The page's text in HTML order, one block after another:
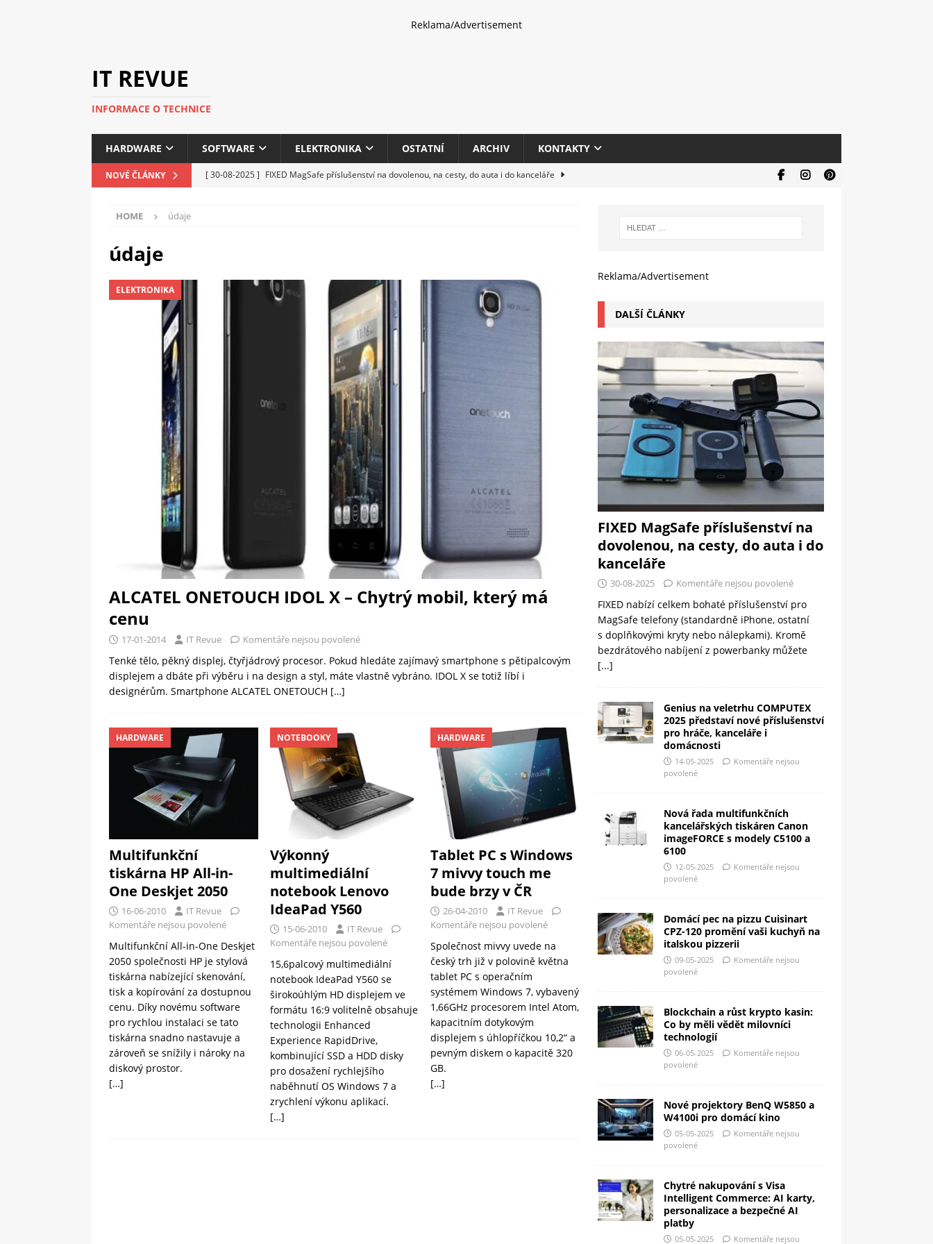
Reklama/Advertisement
IT REVUE
INFORMACE O TECHNICE
HARDWARE SOFTWARE ELEKTRONIKA OSTATNÍ ARCHIV KONTAKTY
NOVÉ ČLÁNKY [ 30-08-2025 ] FIXED MagSafe příslušenství na dovolenou, na cesty, do auta i do kanceláře
C5100 a 6100
PERIFERIE
Domácí pec na pizzu Cuisinart CPZ-120 promění vaši kuchyň na italskou
pizzerii
Blockchain a růst krypto kasin: Co by měli vědět milovníci technologií
HOME údaje
údaje
ELEKTRONIKA
ALCATEL ONETOUCH IDOL X – Chytrý mobil, který má
cenu
17-01-2014 IT Revue Komentáře nejsou povolené
Tenké tělo, pěkný displej, čtyřjádrový procesor. Pokud hledáte zajímavý smartphone s pětipalcovým
displejem a dbáte při výběru i na design a styl, máte vlastně vybráno. IDOL X se totiž líbí i
designérům. Smartphone ALCATEL ONETOUCH […]
HARDWARE
Multifunkční
tiskárna HP All-in-
One Deskjet 2050
16-06-2010
IT Revue
Komentáře nejsou povolené
Multifunkční All-in-One Deskjet
2050 společnosti HP je stylová
tiskárna nabízející skenování,
tisk a kopírování za dostupnou
cenu. Díky novému software
pro rychlou instalaci se tato
tiskárna snadno nastavuje a
zároveň se snížily i nároky na
diskový prostor.
[…]
NOTEBOOKY
Výkonný
multimediální
notebook Lenovo
IdeaPad Y560
15-06-2010
IT Revue
Komentáře nejsou povolené
15,6palcový multimediální
notebook IdeaPad Y560 se
širokoúhlým HD displejem ve
formátu 16:9 volitelně obsahuje
technologii Enhanced
Experience RapidDrive,
kombinující SSD a HDD disky
pro dosažení rychlejšího
naběhnutí OS Windows 7 a
zrychlení výkonu aplikací.
[…]
HARDWARE
Tablet PC s Windows
7 mivvy touch me
bude brzy v ČR
26-04-2010
IT Revue
Komentáře nejsou povolené
Společnost mivvy uvede na
český trh již v polovině května
tablet PC s operačním
systémem Windows 7, vybavený
1,66GHz procesorem Intel Atom,
kapacitním dotykovým
displejem s úhlopříčkou 10,2“ a
pevným diskem o kapacitě 320
GB.
[…]
Reklama/Advertisement
DALŠÍ ČLÁNKY
FIXED MagSafe příslušenství na
dovolenou, na cesty, do auta i do
kanceláře
30-08-2025 Komentáře nejsou povolené
FIXED nabízí celkem bohaté příslušenství pro
MagSafe telefony (standardně iPhone, ostatní
s doplňkovými kryty nebo nálepkami). Kromě
bezdrátového nabíjení z powerbanky můžete
[...]
Genius na veletrhu COMPUTEX
2025 představí nové příslušenství
pro hráče, kanceláře i
domácnosti
14-05-2025
Komentáře nejsou
povolené
Nová řada multifunkčních
kancelářských tiskáren Canon
imageFORCE s modely C5100 a
6100
12-05-2025
Komentáře nejsou
povolené
Domácí pec na pizzu Cuisinart
CPZ-120 promění vaši kuchyň na
italskou pizzerii
09-05-2025
Komentáře nejsou
povolené
Blockchain a růst krypto kasin:
Co by měli vědět milovníci
technologií
06-05-2025
Komentáře nejsou
povolené
Nové projektory BenQ W5850 a
W4100i pro domácí kino
05-05-2025
Komentáře nejsou
povolené
Chytré nakupování s Visa
Intelligent Commerce: AI karty,
personalizace a bezpečné AI
platby
05-05-2025 Komentáře nejsou